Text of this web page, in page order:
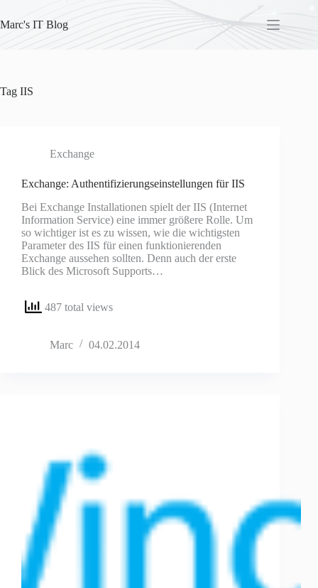
to
content
Marc's IT Blog
Tag IIS
Exchange
Exchange: Authentifizierungseinstellungen für IIS
Bei Exchange Installationen spielt der IIS (Internet
Information Service) eine immer größere Rolle. Um
so wichtiger ist es zu wissen, wie die wichtigsten
Parameter des IIS für einen funktionierenden
Exchange aussehen sollten. Denn auch der erste
Blick des Microsoft Supports…
487 total views
Marc 04.02.2014